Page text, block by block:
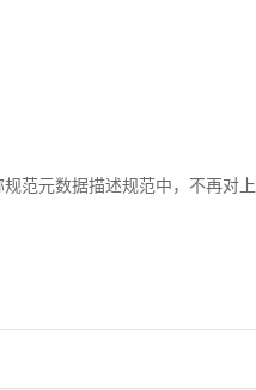
规范元数据描述规范中，不再对上